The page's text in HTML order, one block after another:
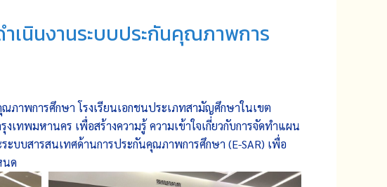
ำเนินงานระบบประกันคุณภาพการ
ภาพการศึกษา โรงเรียนเอกชนประเภทสามัญศึกษาในเขต
ทพมหานคร เพื่อสร้างความรู้ ความเข้าใจเกี่ยวกับการจัดทำแผน
บบสารสนเทศด้านการประกันคุณภาพการศึกษา (E-SAR) เพื่อ
นด